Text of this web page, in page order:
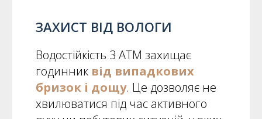
ЗАХИСТ ВІД ВОЛОГИ
Водостійкість 3 ATM захищає
годинник від випадкових
бризок і дощу. Це дозволяє не
хвилюватися під час активного